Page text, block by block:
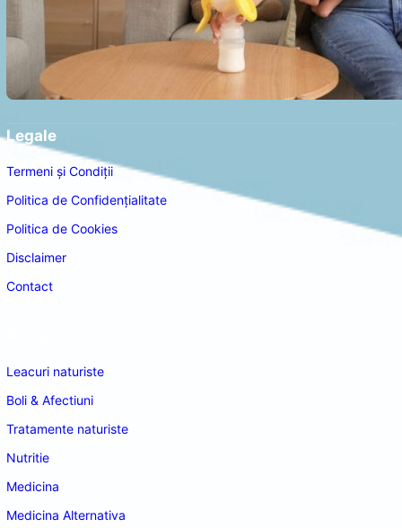
Legale
Termeni și Condiții
Politica de Confidențialitate
Politica de Cookies
Disclaimer
Contact
Leacuri naturiste
Boli & Afectiuni
Tratamente naturiste
Nutritie
Medicina
Medicina Alternativa